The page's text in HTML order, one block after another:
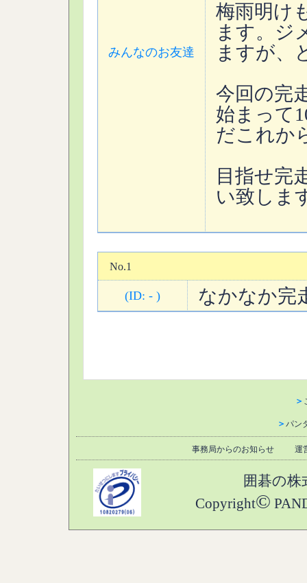
みんなのお友達
梅雨明け
ます。ジ
ますが、
今回の完
始まって
だこれか
目指せ完
い致しま
No.1
(ID: - ) なかなか完
＞
＞ パン
事務局からのお知らせ 運
囲碁の
Copyright©